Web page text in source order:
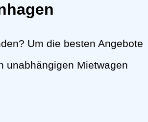
Um die besten Angebote
unabhängigen Mietwagen